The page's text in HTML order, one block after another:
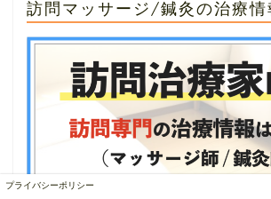
訪問マッサージ/鍼灸の治療情
プライバシーポリシー